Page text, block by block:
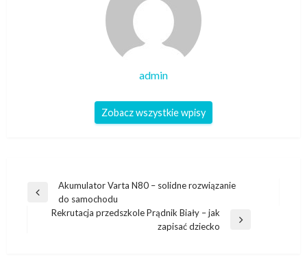
admin
Zobacz wszystkie wpisy
Nawigacja
wpisu
Poprzedni
Akumulator Varta N80 – solidne rozwiązanie
do samochodu
Rekrutacja przedszkole Prądnik Biały – jak
zapisać dziecko